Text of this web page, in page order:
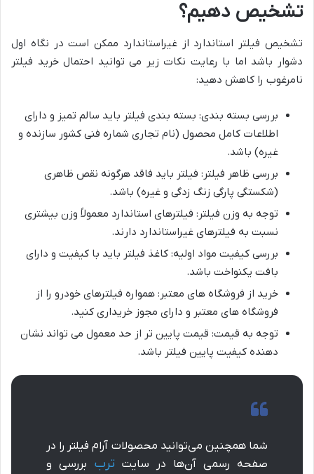
تشخیص دهیم؟
تشخیص فیلتر استاندارد از غیراستاندارد ممکن است در نگاه اول
دشوار باشد اما با رعایت نکات زیر می توانید احتمال خرید فیلتر
نامرغوب را کاهش دهید:
بررسی بسته بندی: بسته بندی فیلتر باید سالم تمیز و دارای
اطلاعات کامل محصول (نام تجاری شماره فنی کشور سازنده و
غیره) باشد.
بررسی ظاهر فیلتر: فیلتر باید فاقد هرگونه نقص ظاهری
(شکستگی پارگی زنگ زدگی و غیره) باشد.
توجه به وزن فیلتر: فیلترهای استاندارد معمولاً وزن بیشتری
نسبت به فیلترهای غیراستاندارد دارند.
بررسی کیفیت مواد اولیه: کاغذ فیلتر باید با کیفیت و دارای
بافت یکنواخت باشد.
خرید از فروشگاه های معتبر: همواره فیلترهای خودرو را از
فروشگاه های معتبر و دارای مجوز خریداری کنید.
توجه به قیمت: قیمت پایین تر از حد معمول می تواند نشان
دهنده کیفیت پایین فیلتر باشد.
شما همچنین می‌توانید محصولات آرام فیلتر را در
صفحه رسمی آن‌ها در سایت ترب بررسی و